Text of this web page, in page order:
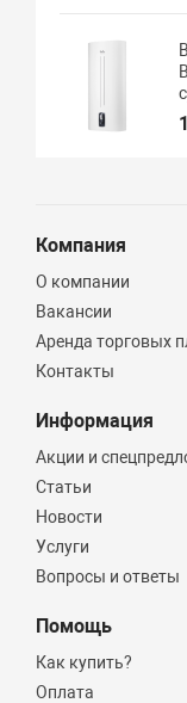
Компания
О компании
Вакансии
Аренда торговых
Контакты
Информация
Акции и
Статьи
Новости
Услуги
Вопросы и ответы
Помощь
Как купить?
Оплата